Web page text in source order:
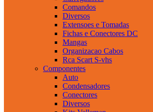
Comandos
Diversos
Extensoes e Tomadas
Fichas e Conectores DC
Mangas
Organizacao Cabos
Rca Scart S-vhs
Componentes
Auto
Condensadores
Conectores
Diversos